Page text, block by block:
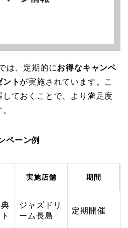
は、定期的にお得なキャンペ
ト が実施されています。こ
ておくことで、より満足度
ペーン例
実施店舗 期間
ジャズドリ
ーム長島
定期開催